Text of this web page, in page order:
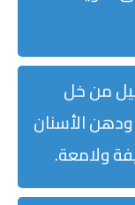
من خل
الأسنان
ولامعة.